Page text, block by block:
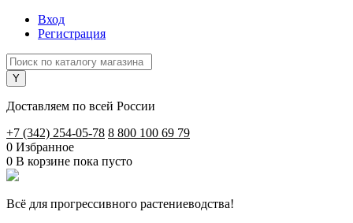
Вход
Регистрация
Доставляем по всей России
+7 (342) 254-05-78 8 800 100 69 79
0 Избранное
0 В корзине пока пусто
Всё для прогрессивного растениеводства!